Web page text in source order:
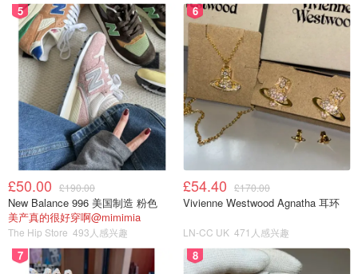
5
£50.00 £190.00
New Balance 996 美国制造 粉色
美产真的很好穿啊@mimimia
The Hip Store 493人感兴趣
6
£54.40 £170.00
Vivienne Westwood Agnatha 耳环
LN-CC UK 471人感兴趣
7 8